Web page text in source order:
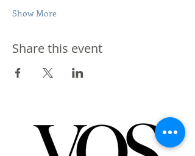
Show More
Share this event